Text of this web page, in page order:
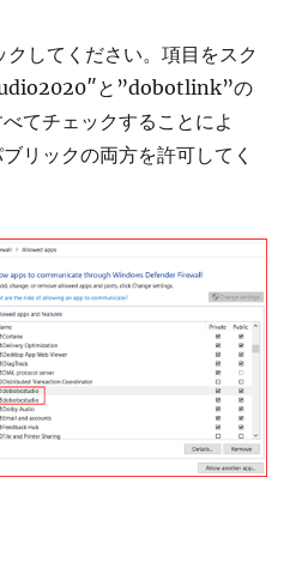
してください。項目をスク
と”dobotlink”の
てチェックすることによ
リックの両方を許可してく